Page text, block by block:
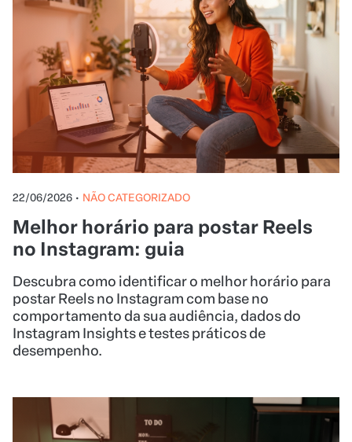
22/06/2026 • NÃO CATEGORIZADO
Melhor horário para postar Reels
no Instagram: guia
Descubra como identificar o melhor horário para
postar Reels no Instagram com base no
comportamento da sua audiência, dados do
Instagram Insights e testes práticos de
desempenho.